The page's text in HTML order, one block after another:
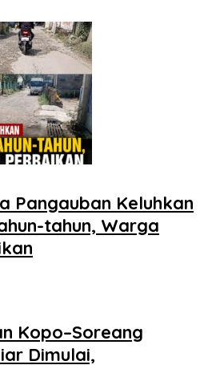
Pangauban Keluhkan
tahun, Warga
Kopo–Soreang
Dimulai,